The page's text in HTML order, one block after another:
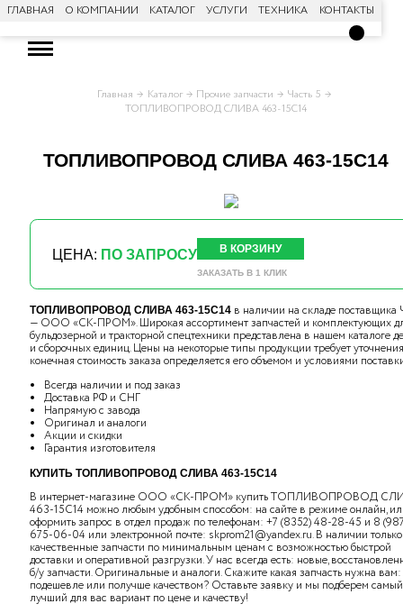
ГЛАВНАЯ О КОМПАНИИ КАТАЛОГ УСЛУГИ ТЕХНИКА КОНТАКТЫ
Главная Каталог Прочие запчасти
Часть 5
ТОПЛИВОПРОВОД СЛИВА 463-15С14
ТОПЛИВОПРОВОД СЛИВА 463-15С14
ЦЕНА: ПО ЗАПРОСУ В КОРЗИНУ
ЗАКАЗАТЬ В 1 КЛИК
ТОПЛИВОПРОВОД СЛИВА 463-15С14в наличии на складе поставщика
— ООО «СК-ПРОМ». Широкая ассортимент запчастей и комплектующих
бульдозерной и тракторной спецтехники представлена в нашем каталоге
и сборочных единиц. Цены на некоторые типы продукции требует
конечная стоимость заказа определяется его объемом и условиями
Всегда наличии и под заказ
Доставка РФ и СНГ
Напрямую с завода
Оригинал и аналоги
Акции и скидки
Гарантия изготовителя
КУПИТЬ ТОПЛИВОПРОВОД СЛИВА 463-15С14
В интернет-магазине ООО «СК-ПРОМ» купить ТОПЛИВОПРОВОД
463-15С14 можно любым удобным способом: на сайте в режиме онлайн,
оформить запрос в отдел продаж по телефонам: +7 (8352) 48-28-45 и 8
675-06-04 или электронной почте: skprom21@yandex.ru. В наличии только
качественные запчасти по минимальным ценам с возможностью быстрой
доставки и оперативной разгрузки. У нас всегда есть: новые,
б/у запчасти. Оригинальные и аналоги. Скажите какая запчасть нужна вам:
подешевле или получше качеством? Оставьте заявку и мы подберем самый
лучший для вас вариант по цене и качеству!